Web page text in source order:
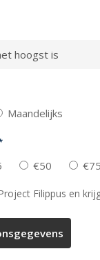
Maandelijks
€50 €75
Filippus en